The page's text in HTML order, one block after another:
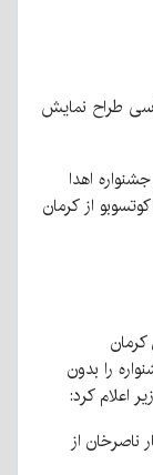
طراح نمایش
اهدا
از کرمان
را بدون
اعلام کرد:
ناصرخان از